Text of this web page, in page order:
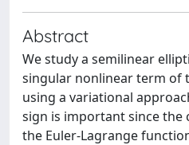
Abstract
We study a semilinear
singular nonlinear term of
using a variational
sign is important since
the Euler-Lagrange